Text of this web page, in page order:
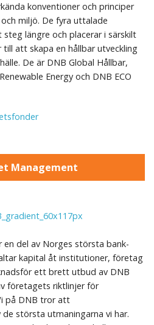
konventioner och principer
miljö. De fyra uttalade
längre och placerar i särskilt
att skapa en hållbar utveckling
De är DNB Global Hållbar,
Energy och DNB ECO
Management
del av Norges största bank-
kapital åt institutioner, företag
ett brett utbud av DNB
företagets riktlinjer för
på DNB tror att
största utmaningarna vi har.